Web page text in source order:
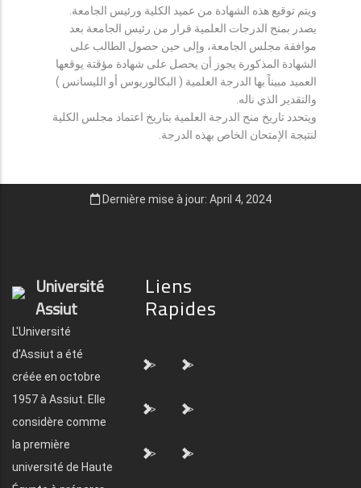
ويتم توقيع هذه الشهادة من عميد الكلية ورئيس الجامعة.
يصدر بمنح الدرجات العلمية قرار من رئيس الجامعة بعد
موافقة مجلس الجامعة، وإلى حين حصول الطالب على
الشهادة المذكورة يجوز أن يحصل على شهادة مؤقتة يوقعها
العميد مبيناً بها الدرجة العلمية ( البكالوريوس أو الليسانس )
والتقدير الذي ناله.
ويتحدد تاريخ منح الدرجة العلمية بتاريخ اعتماد مجلس الكلية
لنتيجة الإمتحان الخاص بهذه الدرجة.
Dernière mise à jour: April 4, 2024
Université
Assiut
L'Université
d'Assiut a été
créée en octobre
1957 à Assiut. Elle
considère comme
la première
université de Haute
Liens
Rapides
"> ">
"> ">
"> ">